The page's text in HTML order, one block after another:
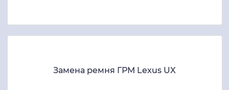
Замена ремня ГРМ Lexus UX